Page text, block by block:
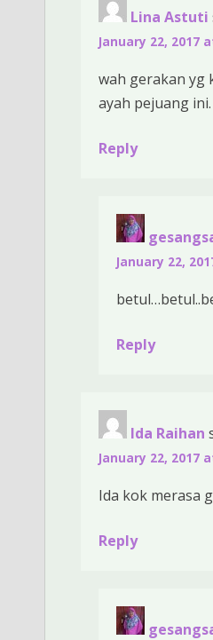
Lina Astuti
January 22, 2017
wah gerakan yg
ayah pejuang ini.
Reply
January 22,
Reply
Ida Raihan
January 22, 2017
Ida kok merasa
Reply